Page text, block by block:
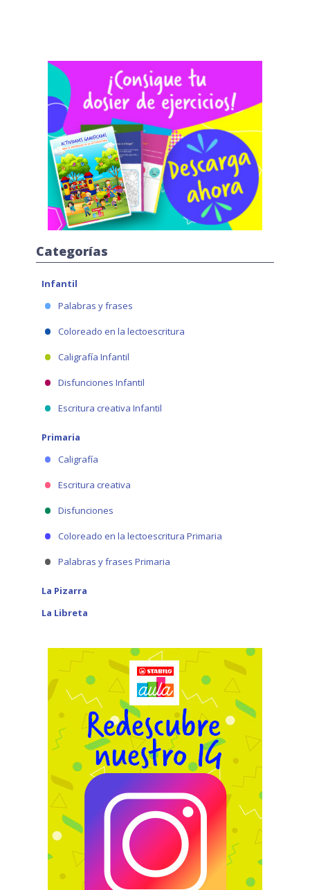
Categorías
Infantil
Palabras y frases
Coloreado en la lectoescritura
Caligrafía Infantil
Disfunciones Infantil
Escritura creativa Infantil
Primaria
Caligrafía
Escritura creativa
Disfunciones
Coloreado en la lectoescritura Primaria
Palabras y frases Primaria
La Pizarra
La Libreta